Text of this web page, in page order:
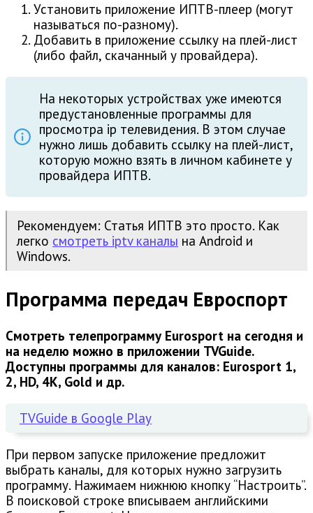
Установить приложение ИПТВ-плеер (могут
называться по-разному).
Добавить в приложение ссылку на плей-лист
(либо файл, скачанный у провайдера).
На некоторых устройствах уже имеются
предустановленные программы для
просмотра ip телевидения. В этом случае
нужно лишь добавить ссылку на плей-лист,
которую можно взять в личном кабинете у
провайдера ИПТВ.
Рекомендуем: Статья ИПТВ это просто. Как
легко смотреть iptv каналы на Android и
Windows.
Программа передач Евроспорт
Смотреть телепрограмму Eurosport на сегодня и
на неделю можно в приложении TVGuide.
Доступны программы для каналов: Eurosport 1,
2, HD, 4K, Gold и др.
TVGuide в Google Play
При первом запуске приложение предложит
выбрать каналы, для которых нужно загрузить
программу. Нажимаем нижнюю кнопку “Настроить”.
В поисковой строке вписываем английскими